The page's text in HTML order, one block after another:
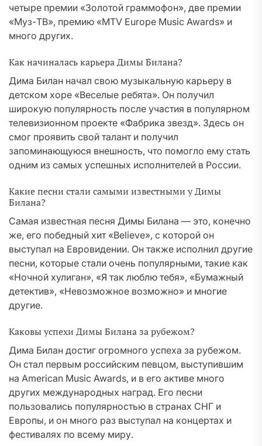
четыре премии «Золотой граммофон», две премии
«Муз-ТВ», премию «MTV Europe Music Awards» и
много других.
Как начиналась карьера Димы Билана?
Дима Билан начал свою музыкальную карьеру в
детском хоре «Веселые ребята». Он получил
широкую популярность после участия в популярном
телевизионном проекте «Фабрика звезд». Здесь он
смог проявить свой талант и получил
запоминающуюся внешность, что помогло ему стать
одним из самых успешных исполнителей в России.
Какие песни стали самыми известными у Димы
Билана?
Самая известная песня Димы Билана — это, конечно
же, его победный хит «Believe», с которой он
выступал на Евровидении. Он также исполнил другие
песни, которые стали очень популярными, такие как
«Ночной хулиган», «Я так люблю тебя», «Бумажный
детектив», «Невозможное возможно» и многие
другие.
Каковы успехи Димы Билана за рубежом?
Дима Билан достиг огромного успеха за рубежом.
Он стал первым российским певцом, выступившим
на American Music Awards, и в его активе много
других международных наград. Его песни
пользовались популярностью в странах СНГ и
Европы, и он много раз выступал на концертах и
фестивалях по всему миру.